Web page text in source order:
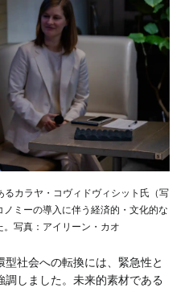
カラヤ・コヴィドヴィシット氏（写
ミーの導入に伴う経済的・文化的な
写真：アイリーン・カオ
社会への転換には、緊急性と
しました。未来的素材である